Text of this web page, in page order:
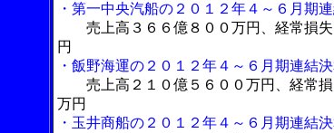
・第一中央汽船の２０１２年４～６月期
売上高３６６億８００万円、経常損
円
・飯野海運の２０１２年４～６月期連結
売上高２１０億５６００万円、経常
万円
・玉井商船の２０１２年４～６月期連結